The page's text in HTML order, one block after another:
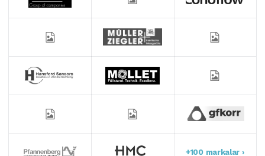
+100 markalar ›